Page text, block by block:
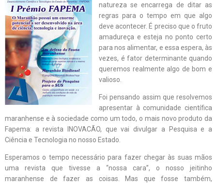
natureza se encarrega de ditar as
regras para o tempo em que algo
deve acontecer. É preciso que o fruto
amadureça e esteja no ponto certo
para nos alimentar, e essa espera, às
vezes, é fator determinante quando
queremos realmente algo de bom e
valioso.
Foi pensando assim que resolvemos
apresentar à comunidade científica
maranhense e à sociedade como um todo, o mais novo produto da
Fapema: a revista INOVACÃO, que vai divulgar a Pesquisa e a
Ciência e Tecnologia no nosso Estado.
Esperamos o tempo necessário para fazer chegar às suas mãos
uma revista que tivesse a “nossa cara”, o nosso jeitinho
maranhense de fazer as coisas. Mas que fosse também,